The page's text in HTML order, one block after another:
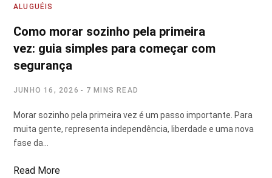
ALUGUÉIS
Como morar sozinho pela primeira
vez: guia simples para começar com
segurança
JUNHO 16, 2026 7 MINS READ
Morar sozinho pela primeira vez é um passo importante. Para
muita gente, representa independência, liberdade e uma nova
fase da…
Read More